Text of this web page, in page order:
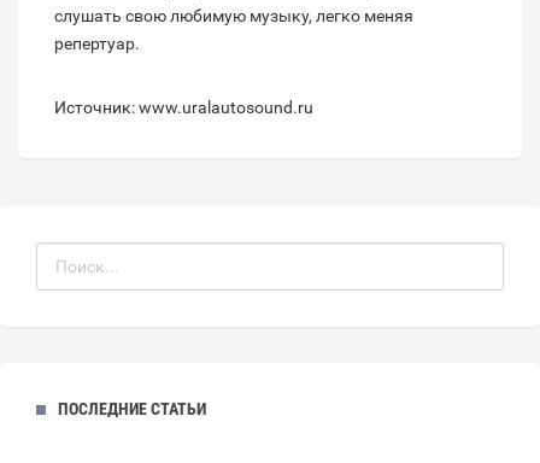
слушать свою любимую музыку, легко меняя
репертуар.
Источник: www.uralautosound.ru
ПОСЛЕДНИЕ СТАТЬИ